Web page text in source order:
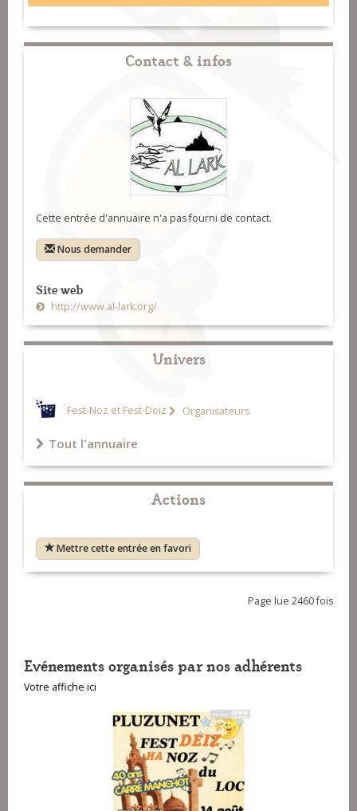
Contact & infos
Cette entrée d'annuaire n'a pas fourni de contact.
Nous demander
Site web
http://www.al-lark.org/
Univers
Fest-Noz et Fest-Deiz Organisateurs
Tout l'annuaire
Actions
Mettre cette entrée en favori
Page lue 2460 fois
Evénements organisés par nos adhérents
Votre affiche ici